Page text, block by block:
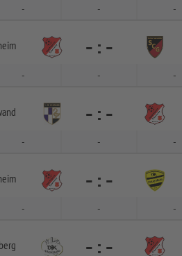
- - -
- : -
- - -
- : -
- - -
- : -
- - -
- : -